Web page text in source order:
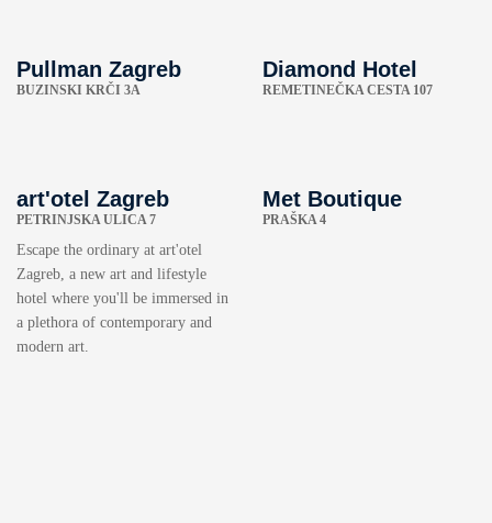
Pullman Zagreb
BUZINSKI KRČI 3A
Diamond Hotel
REMETINEČKA CESTA 107
art'otel Zagreb
PETRINJSKA ULICA 7
Escape the ordinary at art'otel
Zagreb, a new art and lifestyle
hotel where you'll be immersed in
a plethora of contemporary and
modern art.
Met Boutique
PRAŠKA 4